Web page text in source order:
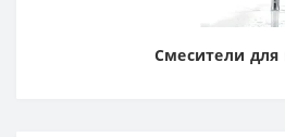
Смесители для